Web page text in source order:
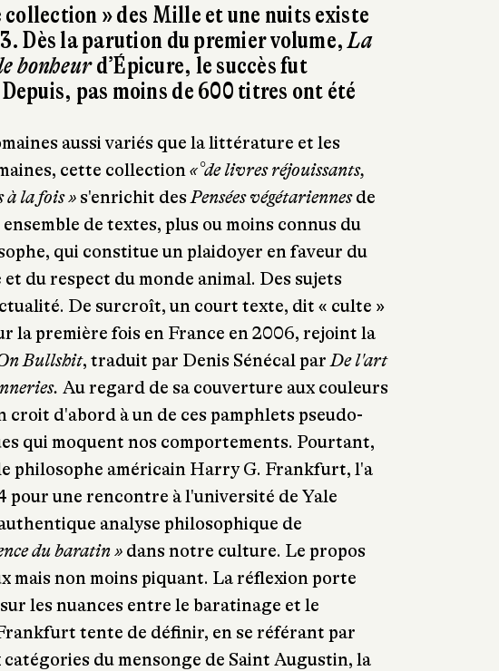
» des Mille et une nuits existe
Dès la parution du premier volume,La
bonheurd’Épicure, le succès fut
pas moins de 600 titres ont été
aussi variés que la littérature et les
cette collection«°de livres réjouissants,
à la fois » s'enrichit desPensées végétariennesde
de textes, plus ou moins connus du
qui constitue un plaidoyer en faveur du
du respect du monde animal. Des sujets
De surcroît, un court texte, dit « culte »
la première fois en France en 2006, rejoint la
Bullshit, traduit par Denis Sénécal parDe l'art
Au regard de sa couverture aux couleurs
croit d'abord à un de ces pamphlets pseudo-
qui moquent nos comportements. Pourtant,
philosophe américain Harry G. Frankfurt, l'a
pour une rencontre à l'université de Yale
analyse philosophique de
du baratin » dans notre culture. Le propos
mais non moins piquant. La réflexion porte
les nuances entre le baratinage et le
tente de définir, en se référant par
catégories du mensonge de Saint Augustin, la